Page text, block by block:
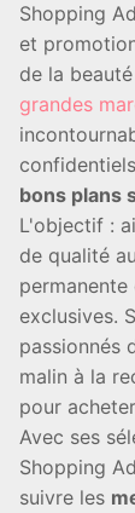
Shopping
et
de la
grandes
bons plans
L'objectif :
de qualité
permanente
exclusives.
passionnés
malin à la
pour
Avec ses
Shopping
suivre les